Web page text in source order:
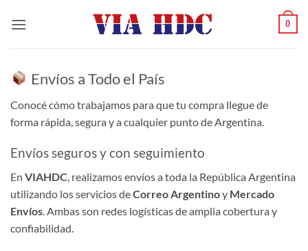
0
Envíos a Todo el País
Conocé cómo trabajamos para que tu compra llegue de
forma rápida, segura y a cualquier punto de Argentina.
Envíos seguros y con seguimiento
En VIAHDC , realizamos envíos a toda la República Argentina
utilizando los servicios deCorreo Argentinoy Mercado
Envíos . Ambas son redes logísticas de amplia cobertura y
confiabilidad.